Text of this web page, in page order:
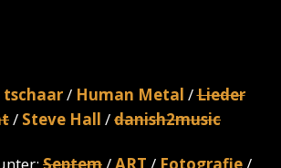
tschaar/ Human Metal /Lieder
/ Steve Hall /danish2music